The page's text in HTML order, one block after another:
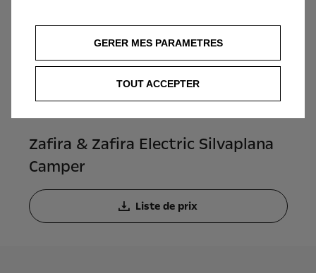
Zafira & Zafira Electric Silvaplana
Camper
Liste de prix
GERER MES PARAMETRES
TOUT ACCEPTER